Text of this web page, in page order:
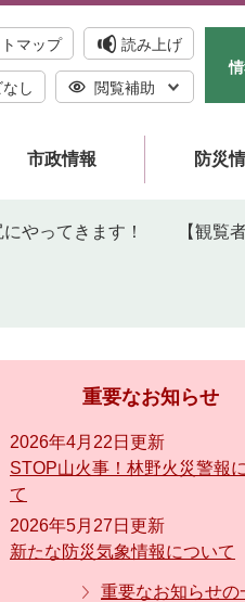
マップ 読み上げ
なし 閲覧補助
市政情報 防災
にやってきます！ 【観覧
重要なお知らせ
2026年4月22日更新
STOP山火事！林野火災警報
て
2026年5月27日更新
新たな防災気象情報について
重要なお知らせの